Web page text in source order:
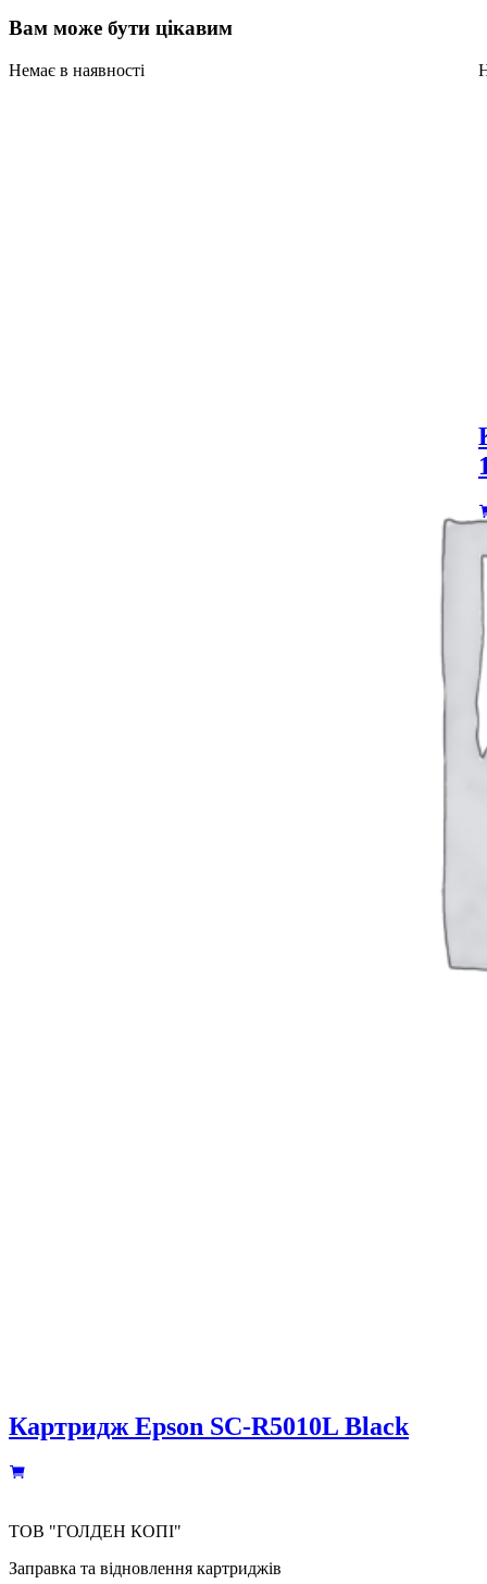
Вам може бути цікавим
Немає в наявності
Картридж Epson SC-R5010L Black
ТОВ "ГОЛДЕН КОПІ"
Заправка та відновлення картриджів